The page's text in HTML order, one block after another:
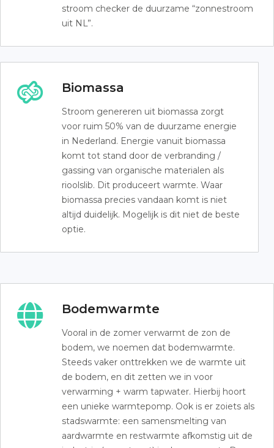
stroom checker de duurzame “zonnestroom
uit NL”.
Biomassa
Stroom genereren uit biomassa zorgt
voor ruim 50% van de duurzame energie
in Nederland. Energie vanuit biomassa
komt tot stand door de verbranding /
gassing van organische materialen als
rioolslib. Dit produceert warmte. Waar
biomassa precies vandaan komt is niet
altijd duidelijk. Mogelijk is dit niet de beste
optie.
Bodemwarmte
Vooral in de zomer verwarmt de zon de
bodem, we noemen dat bodemwarmte.
Steeds vaker onttrekken we de warmte uit
de bodem, en dit zetten we in voor
verwarming + warm tapwater. Hierbij hoort
een unieke warmtepomp. Ook is er zoiets als
stadswarmte: een samensmelting van
aardwarmte en restwarmte afkomstig uit de